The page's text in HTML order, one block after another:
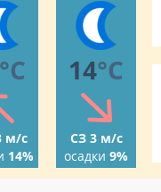
°C
м/с
14%
14°C
СЗ 3 м/с
осадки 9%